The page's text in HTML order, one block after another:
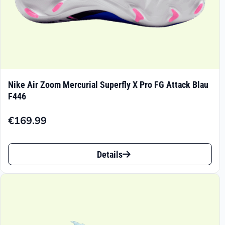
werden
Nike Air Zoom Mercurial Superfly X Pro FG Attack Blau
F446
€169.99
Dieses
Produkt
Details